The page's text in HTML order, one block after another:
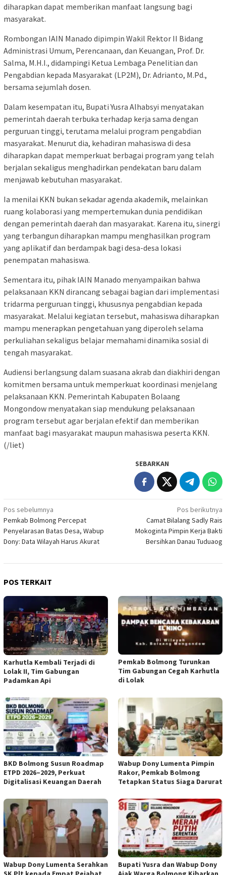
diharapkan dapat memberikan manfaat langsung bagi
masyarakat.
Rombongan IAIN Manado dipimpin Wakil Rektor II Bidang
Administrasi Umum, Perencanaan, dan Keuangan, Prof. Dr.
Salma, M.H.I., didampingi Ketua Lembaga Penelitian dan
Pengabdian kepada Masyarakat (LP2M), Dr. Adrianto, M.Pd.,
bersama sejumlah dosen.
Dalam kesempatan itu, Bupati Yusra Alhabsyi menyatakan
pemerintah daerah terbuka terhadap kerja sama dengan
perguruan tinggi, terutama melalui program pengabdian
masyarakat. Menurut dia, kehadiran mahasiswa di desa
diharapkan dapat memperkuat berbagai program yang telah
berjalan sekaligus menghadirkan pendekatan baru dalam
menjawab kebutuhan masyarakat.
Ia menilai KKN bukan sekadar agenda akademik, melainkan
ruang kolaborasi yang mempertemukan dunia pendidikan
dengan pemerintah daerah dan masyarakat. Karena itu, sinergi
yang terbangun diharapkan mampu menghasilkan program
yang aplikatif dan berdampak bagi desa-desa lokasi
penempatan mahasiswa.
Sementara itu, pihak IAIN Manado menyampaikan bahwa
pelaksanaan KKN dirancang sebagai bagian dari implementasi
tridarma perguruan tinggi, khususnya pengabdian kepada
masyarakat. Melalui kegiatan tersebut, mahasiswa diharapkan
mampu menerapkan pengetahuan yang diperoleh selama
perkuliahan sekaligus belajar memahami dinamika sosial di
tengah masyarakat.
Audiensi berlangsung dalam suasana akrab dan diakhiri dengan
komitmen bersama untuk memperkuat koordinasi menjelang
pelaksanaan KKN. Pemerintah Kabupaten Bolaang
Mongondow menyatakan siap mendukung pelaksanaan
program tersebut agar berjalan efektif dan memberikan
manfaat bagi masyarakat maupun mahasiswa peserta KKN.
(/liet)
SEBARKAN
Navigasi
pos
Pos sebelumnya
Pemkab Bolmong Percepat
Penyelarasan Batas Desa, Wabup
Dony: Data Wilayah Harus Akurat
Pos berikutnya
Camat Bilalang Sadly Rais
Mokoginta Pimpin Kerja Bakti
Bersihkan Danau Tuduaog
POS TERKAIT
Karhutla Kembali Terjadi di
Lolak II, Tim Gabungan
Padamkan Api
Pemkab Bolmong Turunkan
Tim Gabungan Cegah Karhutla
di Lolak
BKD Bolmong Susun Roadmap
ETPD 2026–2029, Perkuat
Digitalisasi Keuangan Daerah
Wabup Dony Lumenta Pimpin
Rakor, Pemkab Bolmong
Tetapkan Status Siaga Darurat
Wabup Dony Lumenta Serahkan
Bupati Yusra dan Wabup Dony